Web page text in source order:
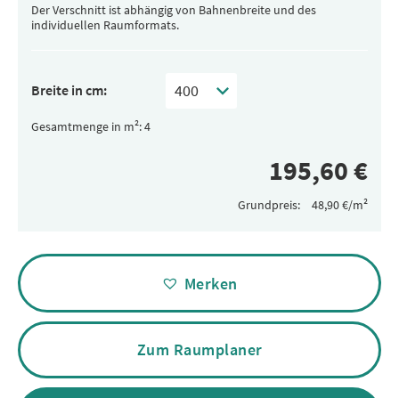
Der Verschnitt ist abhängig von Bahnenbreite und des
individuellen Raumformats.
Breite in cm:
Gesamtmenge in m²:
Grundpreis:
Alternative:
Merken
Zum Raumplaner